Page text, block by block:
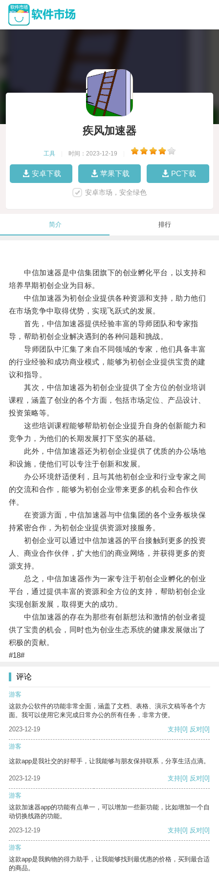
疾风加速器
工具 时间：2023-12-19
安卓下载 苹果下载 PC下载
安卓市场，安全绿色
简介 排行
中信加速器是中信集团旗下的创业孵化平台，以支持和
培养早期初创企业为目标。
中信加速器为初创企业提供各种资源和支持，助力他们
在市场竞争中取得优势，实现飞跃式的发展。
首先，中信加速器提供经验丰富的导师团队和专家指
导，帮助初创企业解决遇到的各种问题和挑战。
导师团队中汇集了来自不同领域的专家，他们具备丰富
的行业经验和成功商业模式，能够为初创企业提供宝贵的建
议和指导。
其次，中信加速器为初创企业提供了全方位的创业培训
课程，涵盖了创业的各个方面，包括市场定位、产品设计、
投资策略等。
这些培训课程能够帮助初创企业提升自身的创新能力和
竞争力，为他们的长期发展打下坚实的基础。
此外，中信加速器还为初创企业提供了优质的办公场地
和设施，使他们可以专注于创新和发展。
办公环境舒适便利，且与其他初创企业和行业专家之间
的交流和合作，能够为初创企业带来更多的机会和合作伙
伴。
在资源方面，中信加速器与中信集团的各个业务板块保
持紧密合作，为初创企业提供资源对接服务。
初创企业可以通过中信加速器的平台接触到更多的投资
人、商业合作伙伴，扩大他们的商业网络，并获得更多的资
源支持。
总之，中信加速器作为一家专注于初创企业孵化的创业
平台，通过提供丰富的资源和全方位的支持，帮助初创企业
实现创新发展，取得更大的成功。
中信加速器的存在为那些有创新想法和激情的创业者提
供了宝贵的机会，同时也为创业生态系统的健康发展做出了
积极的贡献。
#18#
评论
游客
这款办公软件的功能非常全面，涵盖了文档、表格、演示文稿等各个方
面。我可以使用它来完成日常办公的所有任务，非常方便。
2023-12-19
支持[0] 反对[0]
游客
这款app是我社交的好帮手，让我能够与朋友保持联系，分享生活点滴。
2023-12-19 支持[0] 反对[0]
游客
这款加速器app的功能有点单一，可以增加一些新功能，比如增加一个自
动切换线路的功能。
2023-12-19
支持[0] 反对[0]
游客
这款app是我购物的得力助手，让我能够找到最优惠的价格，买到最合适
的商品。